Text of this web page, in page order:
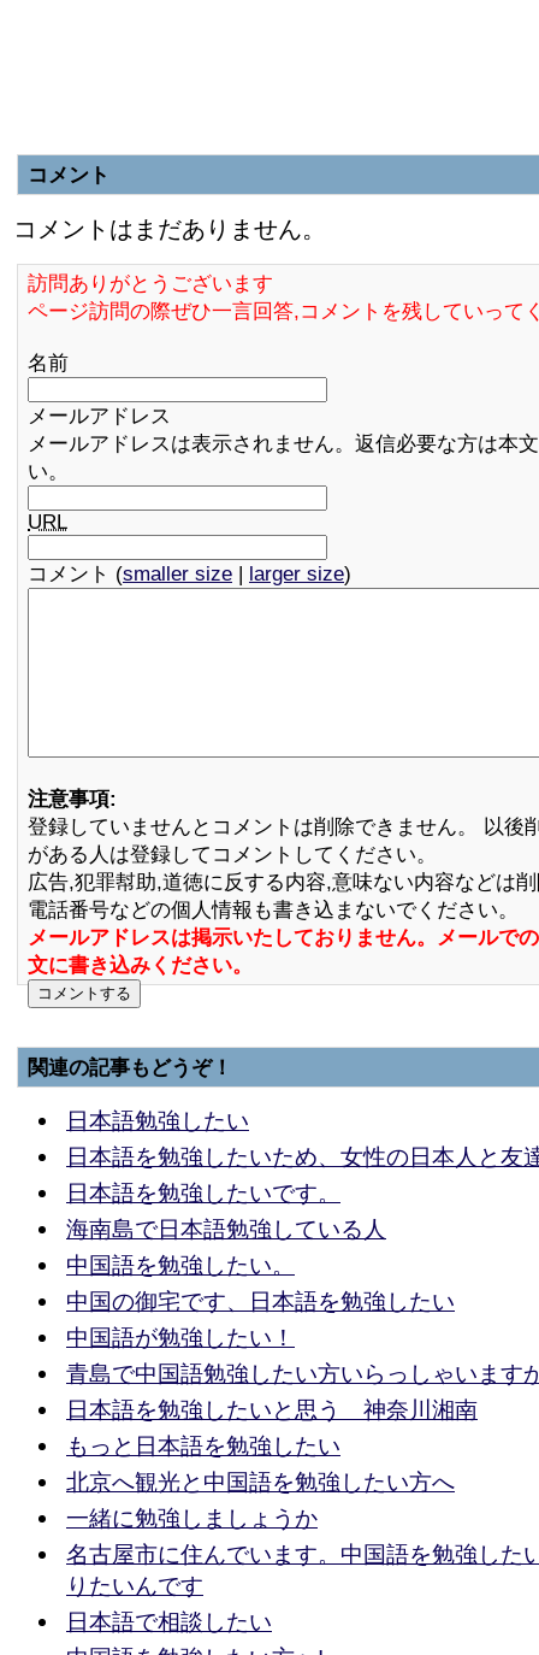
コメント
コメントはまだありません。
訪問ありがとうございます
ページ訪問の際ぜひ一言回答,コメントを残していって
名前
メールアドレス
メールアドレスは表示されません。返信必要な方は本
い。
URL
コメント (smaller size | larger size)
注意事項:
登録していませんとコメントは削除できません。 以後
がある人は登録してコメントしてください。
広告,犯罪幇助,道徳に反する内容,意味ない内容などは
電話番号などの個人情報も書き込まないでください。
メールアドレスは掲示いたしておりません。メールで
文に書き込みください。
関連の記事もどうぞ！
日本語勉強したい
日本語を勉強したいため、女性の日本人と友
日本語を勉強したいです。
海南島で日本語勉強している人
中国語を勉強したい。
中国の御宅です、日本語を勉強したい
中国語が勉強したい！
青島で中国語勉強したい方いらっしゃいます
日本語を勉強したいと思う 神奈川湘南
もっと日本語を勉強したい
北京へ観光と中国語を勉強したい方へ
一緒に勉強しましょうか
名古屋市に住んでいます。中国語を勉強した
りたいんです
日本語で相談したい